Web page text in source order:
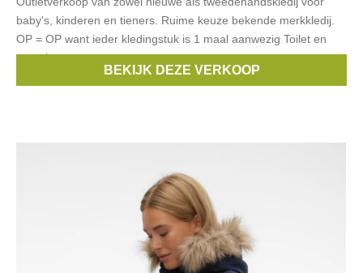
baby's, kinderen en tieners. Ruime keuze bekende merkkledij.
OP = OP want ieder kledingstuk is 1 maal aanwezig Toilet en
pasruimte ter
Mexx,Esprit, Noppies,Noukies,
BEKIJK DEZE VERKOOP